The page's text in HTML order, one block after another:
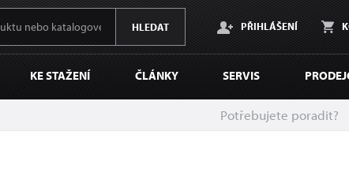
HLEDAT PŘIHLÁŠENÍ
KE STAŽENÍ ČLÁNKY SERVIS
Potřebujete poradit?